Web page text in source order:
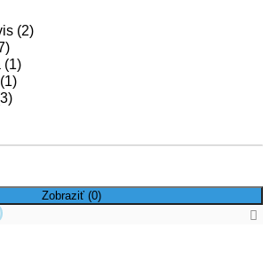
(2)
(1)
(1)
Zobraziť (0)